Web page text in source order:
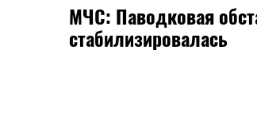
МЧС: Паводковая
стабилизировалась